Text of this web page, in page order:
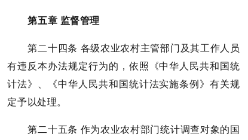
第五章 监督管理
第二十四条 各级农业农村主管部门及其工作人员
有违反本办法规定行为的，依照《中华人民共和国统
计法》、《中华人民共和国统计法实施条例》有关规
定予以处理。
第二十五条 作为农业农村部门统计调查对象的国